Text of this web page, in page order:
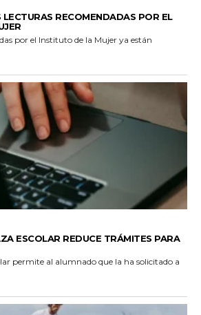
RECOMENDADAS POR EL
por el Instituto de la Mujer ya están
ESCOLAR REDUCE TRÁMITES PARA
permite al alumnado que la ha solicitado a